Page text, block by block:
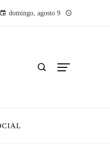
domingo, agosto 9